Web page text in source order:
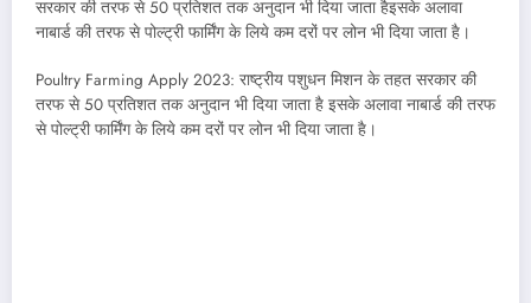
सरकार की तरफ से 50 प्रतिशत तक अनुदान भी दिया जाता हैइसके अलावा
नाबार्ड की तरफ से पोल्ट्री फार्मिंग के लिये कम दरों पर लोन भी दिया जाता है।
Poultry Farming Apply 2023: राष्ट्रीय पशुधन मिशन के तहत सरकार की
तरफ से 50 प्रतिशत तक अनुदान भी दिया जाता है इसके अलावा नाबार्ड की तरफ
से पोल्ट्री फार्मिंग के लिये कम दरों पर लोन भी दिया जाता है।